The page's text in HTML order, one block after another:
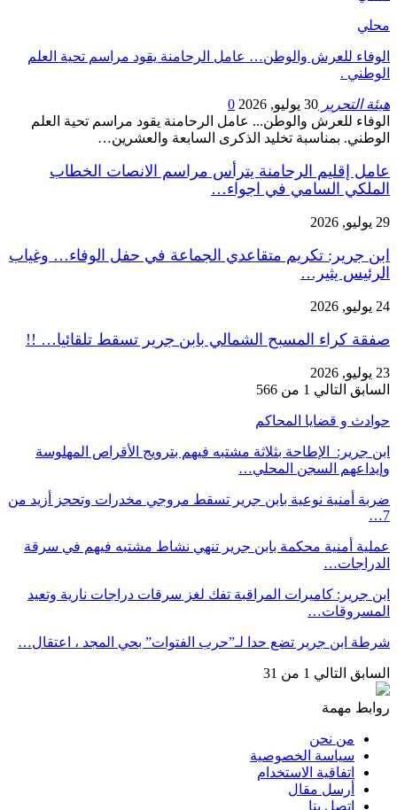
محلي
الوفاء للعرش والوطن… عامل الرحامنة يقود مراسم تحية العلم
الوطني .
هيئة التحرير 30 يوليو, 2026
0
الوفاء للعرش والوطن... عامل الرحامنة يقود مراسم تحية العلم
الوطني. بمناسبة تخليد الذكرى السابعة والعشرين…
عامل إقليم الرحامنة يترأس مراسم الانصات الخطاب
الملكي السامي في اجواء…
29 يوليو, 2026
ابن جرير: تكريم متقاعدي الجماعة في حفل الوفاء… وغياب
الرئيس يثير…
24 يوليو, 2026
صفقة كراء المسبح الشمالي بابن جرير تسقط تلقائيا… !!
23 يوليو, 2026
السابق التالي 1 من 566
حوادث و قضايا المحاكم
ابن جرير: الإطاحة بثلاثة مشتبه فيهم بترويج الأقراص المهلوسة
وإيداعهم السجن المحلي…
ضربة أمنية نوعية بابن جرير تسقط مروجي مخدرات وتحجز أزيد من
7…
عملية أمنية محكمة بابن جرير تنهي نشاط مشتبه فيهم في سرقة
الدراجات…
ابن جرير: كاميرات المراقبة تفك لغز سرقات دراجات نارية وتعيد
المسروقات…
شرطة ابن جرير تضع حدا لـ”حرب الفتوات” بحي المجد ، اعتقال…
السابق التالي 1 من 31
روابط مهمة
من نحن
سياسة الخصوصية
اتفاقية الاستخدام
أرسل مقال
إتصل بنا